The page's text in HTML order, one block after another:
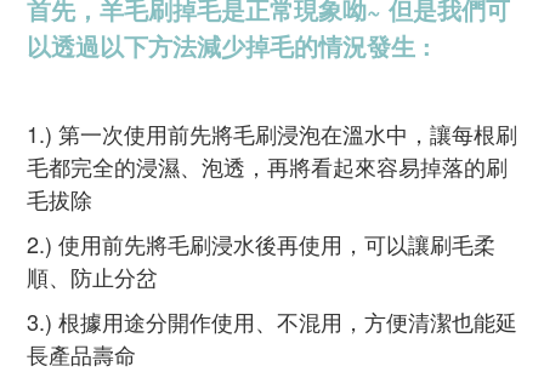
首先，羊毛刷掉毛是正常現象呦~ 但是我們可
以透過以下方法減少掉毛的情況發生 :
1.) 第一次使用前先將毛刷浸泡在溫水中，讓每根刷
毛都完全的浸濕、泡透，再將看起來容易掉落的刷
毛拔除
2.) 使用前先將毛刷浸水後再使用，可以讓刷毛柔
順、防止分岔
3.) 根據用途分開作使用、不混用，方便清潔也能延
長產品壽命